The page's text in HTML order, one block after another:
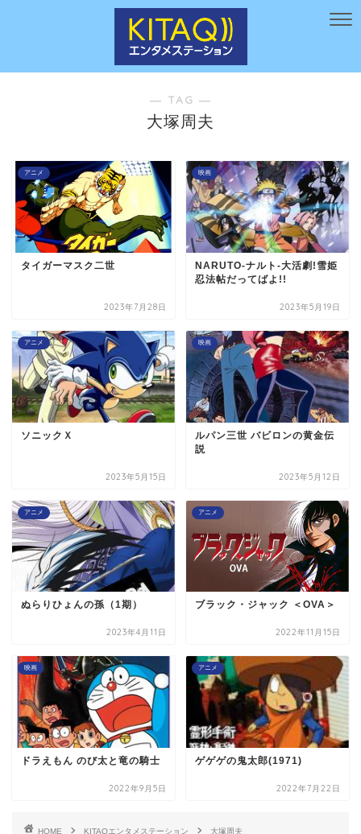
― TAG ―
大塚周夫
アニメ
タイガーマスク二世
2023年7月28日
映画
NARUTO-ナルト-大活劇!雪姫
忍法帖だってばよ!!
2023年5月19日
アニメ
ソニックＸ
2023年5月15日
映画
ルパン三世 バビロンの黄金伝
説
2023年5月12日
アニメ
ぬらりひょんの孫（1期）
2023年4月11日
アニメ
ブラック・ジャック ＜OVA＞
2022年11月15日
映画
ドラえもん のび太と竜の騎士
2022年9月5日
アニメ
ゲゲゲの鬼太郎(1971)
2022年7月22日
HOME KITAQエンタメステーション 大塚周夫